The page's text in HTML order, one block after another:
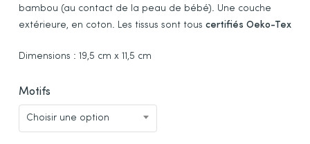
bambou (au contact de la peau de bébé). Une couche
extérieure, en coton. Les tissus sont tous certifiés Oeko-Tex
Dimensions : 19,5 cm x 11,5 cm
Motifs
Choisir une option